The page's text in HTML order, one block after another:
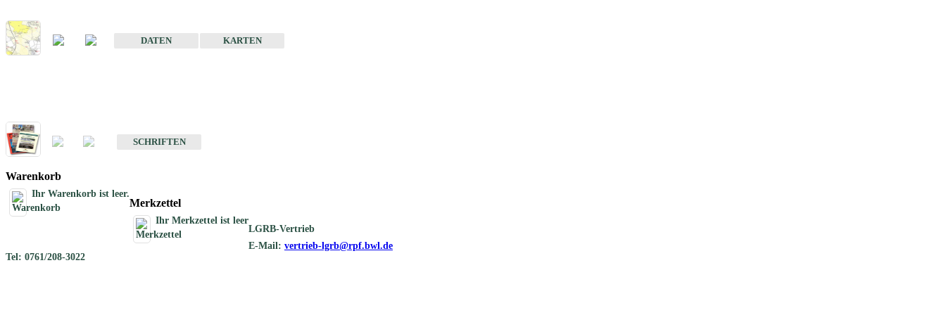
DATEN
KARTEN
SCHRIFTEN
Warenkorb
Ihr Warenkorb ist leer.
Merkzettel
Ihr Merkzettel ist leer
LGRB-Vertrieb
E-Mail: vertrieb-lgrb@rpf.bwl.de
Tel: 0761/208-3022